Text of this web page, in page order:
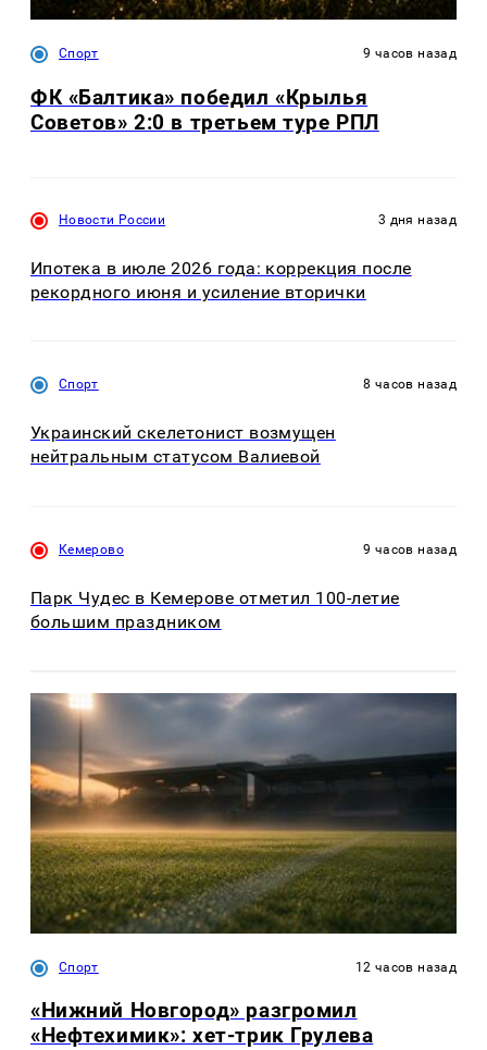
Спорт 9 часов назад
ФК «Балтика» победил «Крылья
Советов» 2:0 в третьем туре РПЛ
Новости России 3 дня назад
Ипотека в июле 2026 года: коррекция после
рекордного июня и усиление вторички
Спорт 8 часов назад
Украинский скелетонист возмущен
нейтральным статусом Валиевой
Кемерово 9 часов назад
Парк Чудес в Кемерове отметил 100-летие
большим праздником
Спорт 12 часов назад
«Нижний Новгород» разгромил
«Нефтехимик»: хет-трик Грулева